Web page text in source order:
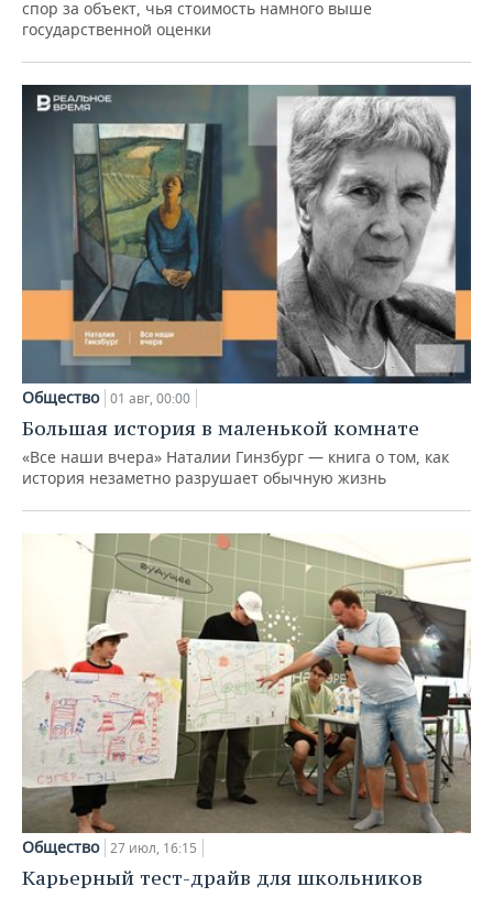
спор за объект, чья стоимость намного выше
государственной оценки
Общество 01 авг, 00:00
Большая история в маленькой комнате
«Все наши вчера» Наталии Гинзбург — книга о том, как
история незаметно разрушает обычную жизнь
Общество 27 июл, 16:15
Карьерный тест-драйв для школьников